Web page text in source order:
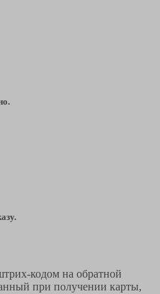
кодом на обратной
при получении карты,